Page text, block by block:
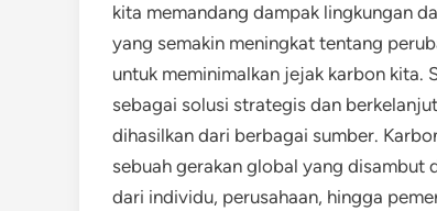
kita memandang dampak lingkungan
yang semakin meningkat tentang
untuk meminimalkan jejak karbon kita.
sebagai solusi strategis dan
dihasilkan dari berbagai sumber.
sebuah gerakan global yang disambut
dari individu, perusahaan, hingga